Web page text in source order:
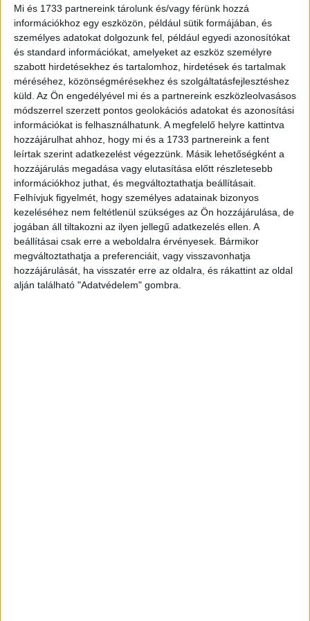
Mi és 1733 partnereink tárolunk és/vagy férünk hozzá
információkhoz egy eszközön, például sütik formájában, és
személyes adatokat dolgozunk fel, például egyedi azonosítókat
és standard információkat, amelyeket az eszköz személyre
szabott hirdetésekhez és tartalomhoz, hirdetések és tartalmak
méréséhez, közönségmérésekhez és szolgáltatásfejlesztéshez
küld. Az Ön engedélyével mi és a partnereink eszközleolvasásos
módszerrel szerzett pontos geolokációs adatokat és azonosítási
információkat is felhasználhatunk. A megfelelő helyre kattintva
hozzájárulhat ahhoz, hogy mi és a 1733 partnereink a fent
leírtak szerint adatkezelést végezzünk. Másik lehetőségként a
hozzájárulás megadása vagy elutasítása előtt részletesebb
információkhoz juthat, és megváltoztathatja beállításait.
Felhívjuk figyelmét, hogy személyes adatainak bizonyos
kezeléséhez nem feltétlenül szükséges az Ön hozzájárulása, de
jogában áll tiltakozni az ilyen jellegű adatkezelés ellen. A
beállításai csak erre a weboldalra érvényesek. Bármikor
megváltoztathatja a preferenciáit, vagy visszavonhatja
hozzájárulását, ha visszatér erre az oldalra, és rákattint az oldal
alján található "Adatvédelem" gombra.
megrendezett Skype-a-Thon ismét elérte kitűzött célját: a
világ minden tájáról csatlakozó diákok és pedagógusok
összesen több mint 14...
Hozzánk is érkezik a HoloLens
Mobil 2017. november 2.
Nálunk is elérhető lesz a Microsoft holografikus, Windows
10 alapú számítógépe, a HoloLens. Újabb 29 országban
lesz elérhető a világ első hordozható, holografikus,
Windows 10...